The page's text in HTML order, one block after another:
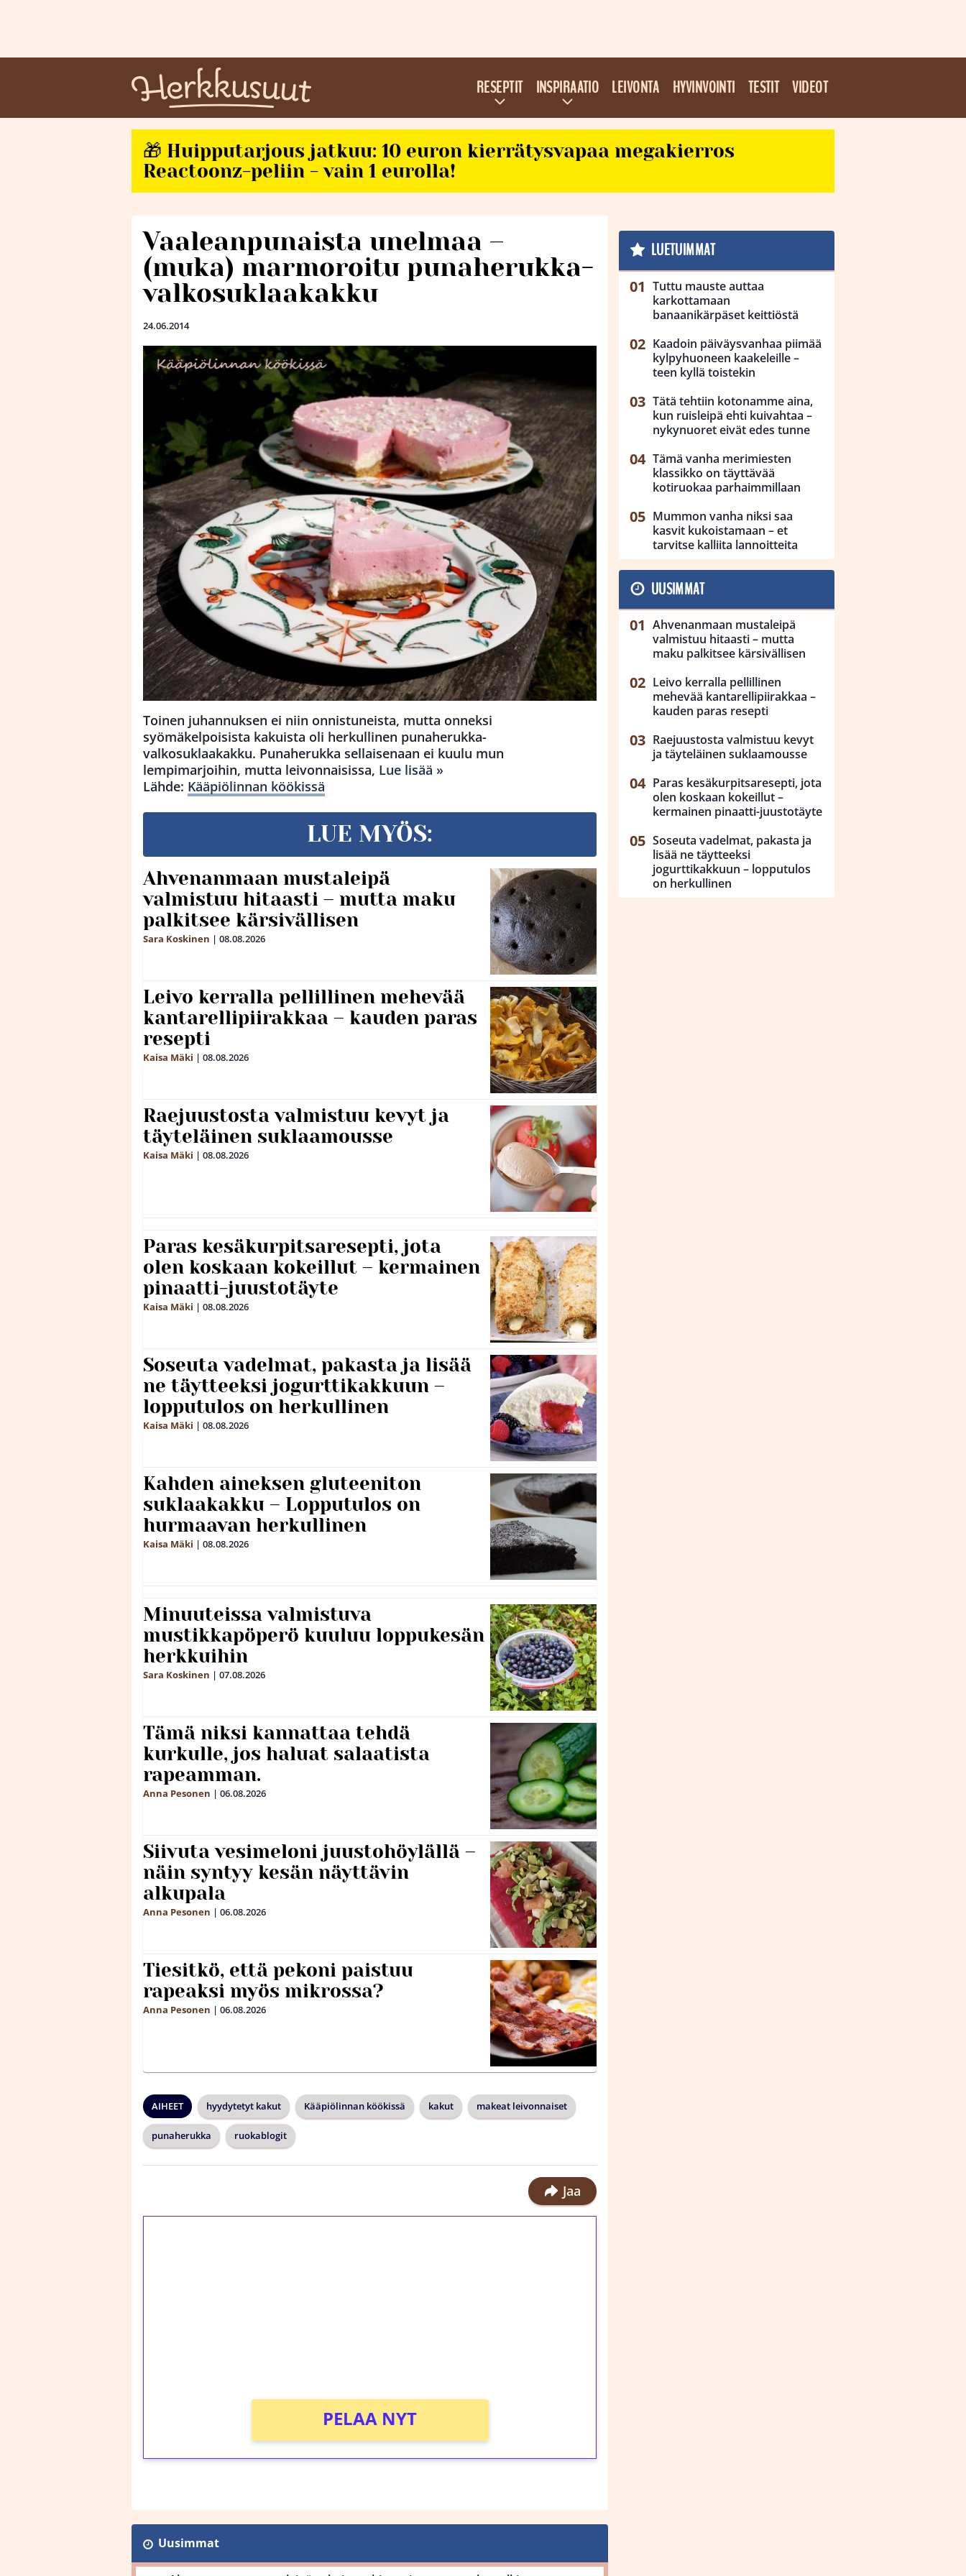
RESEPTIT INSPIRAATIO LEIVONTA HYVINVOINTI TESTIT VIDEOT
🎁 Huipputarjous jatkuu: 10 euron kierrätysvapaa megakierros
Reactoonz-peliin - vain 1 eurolla!
Vaaleanpunaista unelmaa –
(muka) marmoroitu punaherukka-
valkosuklaakakku
24.06.2014
Toinen juhannuksen ei niin onnistuneista, mutta onneksi
syömäkelpoisista kakuista oli herkullinen punaherukka-
valkosuklaakakku. Punaherukka sellaisenaan ei kuulu mun
lempimarjoihin, mutta leivonnaisissa, Lue lisää »
Lähde: Kääpiölinnan köökissä
LUE MYÖS:
Ahvenanmaan mustaleipä
valmistuu hitaasti – mutta maku
palkitsee kärsivällisen
Sara Koskinen | 08.08.2026
Leivo kerralla pellillinen mehevää
kantarellipiirakkaa – kauden paras
resepti
Kaisa Mäki | 08.08.2026
Raejuustosta valmistuu kevyt ja
täyteläinen suklaamousse
Kaisa Mäki | 08.08.2026
Paras kesäkurpitsaresepti, jota
olen koskaan kokeillut – kermainen
pinaatti-juustotäyte
Kaisa Mäki | 08.08.2026
Soseuta vadelmat, pakasta ja lisää
ne täytteeksi jogurttikakkuun –
lopputulos on herkullinen
Kaisa Mäki | 08.08.2026
Kahden aineksen gluteeniton
suklaakakku – Lopputulos on
hurmaavan herkullinen
Kaisa Mäki | 08.08.2026
Minuuteissa valmistuva
mustikkapöperö kuuluu loppukesän
herkkuihin
Sara Koskinen | 07.08.2026
Tämä niksi kannattaa tehdä
kurkulle, jos haluat salaatista
rapeamman.
Anna Pesonen | 06.08.2026
Siivuta vesimeloni juustohöylällä –
näin syntyy kesän näyttävin
alkupala
Anna Pesonen | 06.08.2026
Tiesitkö, että pekoni paistuu
rapeaksi myös mikrossa?
Anna Pesonen | 06.08.2026
AIHEET hyydytetyt kakut Kääpiölinnan köökissä kakut makeat leivonnaiset
punaherukka ruokablogit
Jaa
PELAA NYT
Uusimmat
LUETUIMMAT
Tuttu mauste auttaa
karkottamaan
banaanikärpäset keittiöstä
Kaadoin päiväysvanhaa piimää
kylpyhuoneen kaakeleille –
teen kyllä toistekin
Tätä tehtiin kotonamme aina,
kun ruisleipä ehti kuivahtaa –
nykynuoret eivät edes tunne
Tämä vanha merimiesten
klassikko on täyttävää
kotiruokaa parhaimmillaan
Mummon vanha niksi saa
kasvit kukoistamaan – et
tarvitse kalliita lannoitteita
UUSIMMAT
Ahvenanmaan mustaleipä
valmistuu hitaasti – mutta
maku palkitsee kärsivällisen
Leivo kerralla pellillinen
mehevää kantarellipiirakkaa –
kauden paras resepti
Raejuustosta valmistuu kevyt
ja täyteläinen suklaamousse
Paras kesäkurpitsaresepti, jota
olen koskaan kokeillut –
kermainen pinaatti-juustotäyte
Soseuta vadelmat, pakasta ja
lisää ne täytteeksi
jogurttikakkuun – lopputulos
on herkullinen